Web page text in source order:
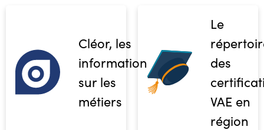
Cléor, les
informations
sur les
métiers
Le
des
VAE en
région